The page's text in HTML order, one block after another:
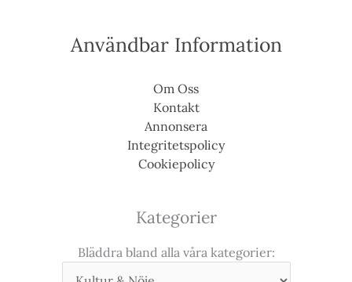
Användbar Information
Om Oss
Kontakt
Annonsera
Integritetspolicy
Cookiepolicy
Kategorier
Bläddra bland alla våra kategorier: